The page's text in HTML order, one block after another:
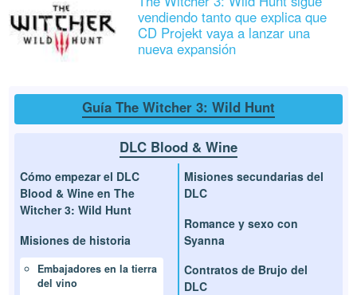
vendiendo tanto que explica que
CD Projekt vaya a lanzar una
nueva expansión
Guía The Witcher 3: Wild Hunt
DLC Blood & Wine
Cómo empezar el DLC
Blood & Wine en The
Witcher 3: Wild Hunt
Misiones de historia
Embajadores en la tierra
del vino
Misiones secundarias del
DLC
Romance y sexo con
Syanna
Contratos de Brujo del
DLC